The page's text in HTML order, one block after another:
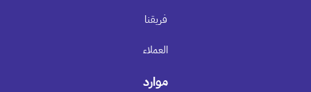
فريقنا
العملاء
موارد